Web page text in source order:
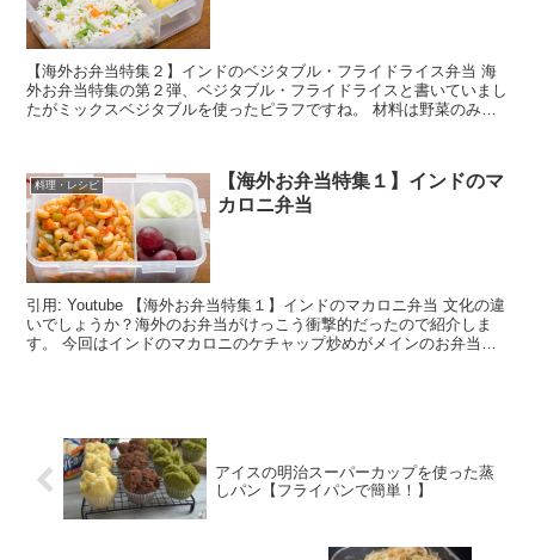
【海外お弁当特集２】インドのベジタブル・フライドライス弁当 海
外お弁当特集の第２弾、ベジタブル・フライドライスと書いていまし
たがミックスベジタブルを使ったピラフですね。 材料は野菜のみな
料理・レシピ
【海外お弁当特集１】インドのマ
カロニ弁当
引用: Youtube 【海外お弁当特集１】インドのマカロニ弁当 文化の違
いでしょうか？海外のお弁当がけっこう衝撃的だったので紹介しま
す。 今回はインドのマカロニのケチャップ炒めがメインのお弁当で
アイスの明治スーパーカップを使った蒸
しパン【フライパンで簡単！】